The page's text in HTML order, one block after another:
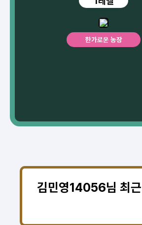
한가로운 농장
김민영14056님 최